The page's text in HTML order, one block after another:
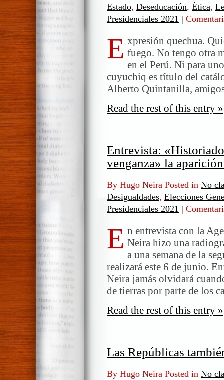
Estado, Deseducación, Ética,
Presidenciales 2021 |
E xpresión quechua.
fuego. No tengo otra
en el Perú. Ni para
cuyuchiq es título del
Alberto Quintanilla,
Read the rest of this entry »
Entrevista:
venganza» la
By Hugo Neira Posted in No
Desigualdades, Elecciones
Presidenciales 2021 |
E n entrevista con la
Neira hizo una
a una semana de la
realizará este 6 de junio.
Neira jamás olvidará
de tierras por parte de los
Read the rest of this entry »
Las Repúblicas
By Hugo Neira Posted in No